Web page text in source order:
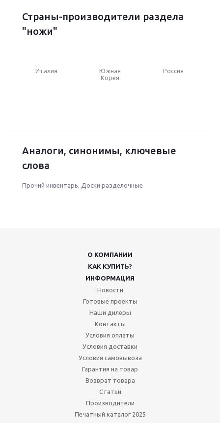
Страны-производители раздела
"ножи"
Италия
Южная
Корея
Россия
Аналоги, синонимы, ключевые
слова
Прочий инвентарь Доски разделочные
О КОМПАНИИ
КАК КУПИТЬ?
ИНФОРМАЦИЯ
Новости
Готовые проекты
Наши дилеры
Контакты
Условия оплаты
Условия доставки
Условия самовывоза
Гарантия на товар
Возврат товара
Статьи
Производители
Печатный каталог 2025